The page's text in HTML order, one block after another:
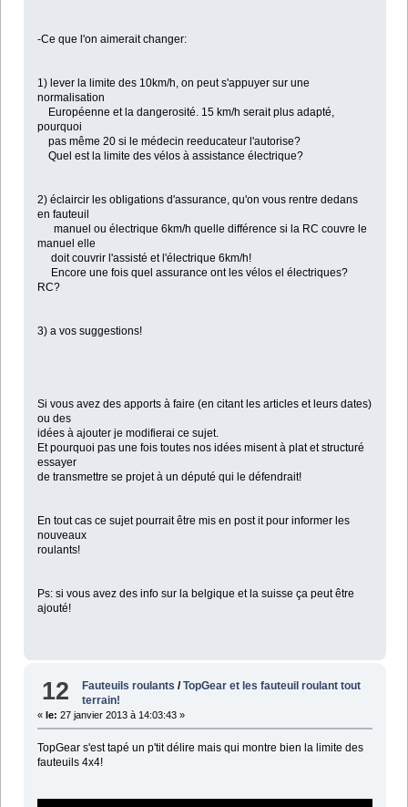
-Ce que l'on aimerait changer:
1) lever la limite des 10km/h, on peut s'appuyer sur une
normalisation
Européenne et la dangerosité. 15 km/h serait plus adapté,
pourquoi
pas même 20 si le médecin reeducateur l'autorise?
Quel est la limite des vélos à assistance électrique?
2) éclaircir les obligations d'assurance, qu'on vous rentre dedans
en fauteuil
manuel ou électrique 6km/h quelle différence si la RC couvre le
manuel elle
doit couvrir l'assisté et l'électrique 6km/h!
Encore une fois quel assurance ont les vélos el électriques?
RC?
3) a vos suggestions!
Si vous avez des apports à faire (en citant les articles et leurs dates)
ou des
idées à ajouter je modifierai ce sujet.
Et pourquoi pas une fois toutes nos idées misent à plat et structuré
essayer
de transmettre se projet à un député qui le défendrait!
En tout cas ce sujet pourrait être mis en post it pour informer les
nouveaux
roulants!
Ps: si vous avez des info sur la belgique et la suisse ça peut être
ajouté!
12 Fauteuils roulants /TopGear et les fauteuil roulant tout
terrain!
« le: 27 janvier 2013 à 14:03:43 »
TopGear s'est tapé un p'tit délire mais qui montre bien la limite des
fauteuils 4x4!